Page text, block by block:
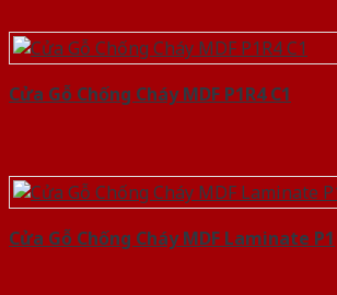
Cửa Gỗ Chống Cháy MDF P1R4 C1
Cửa Gỗ Chống Cháy MDF Laminate P1